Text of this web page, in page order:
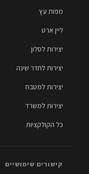
מפות עץ
ליין ארט
יצירות לסלון
יצירות לחדר שינה
יצירות למטבח
יצירות למשרד
כל הקולקציות
קישורים שימושיים